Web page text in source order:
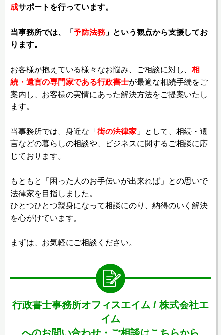
成サポートを行っています。
当事務所では、「 予防法務 」という観点から支援してお
ります。
お客様が抱えている様々なお悩み、ご相談に対し、 相
続・遺言の専門家である行政書士が最適な相続手続をご
案内し、お客様の実情にあった解決方法をご提案いたし
ます。
当事務所では、 身近な 「 街の法律家 」として、相続・遺
言などの暮らしの相談や、ビジネスに関するご相談に応
じております。
もともと「困った人のお手伝いが出来れば」との思いで
法律家を目指しました。
ひとつひとつ親身になって相談にのり、納得のいく解決
を心がけています。
まずは、お気軽にご相談ください。
行政書士事務所オフィスエイム / 株式会社エ
イム
へのお問い合わせ・ご相談はこちらから